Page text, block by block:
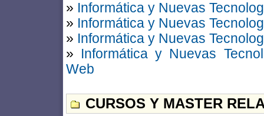
» Informática y Nuevas
» Informática y Nuevas
» Informática y Nuevas
» Informática y Nuevas
Web
CURSOS Y MASTER